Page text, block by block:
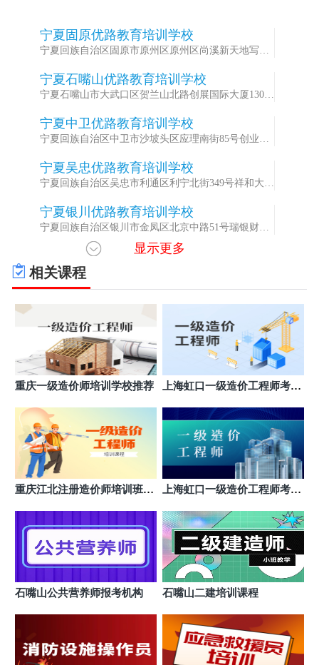
宁夏固原优路教育培训学校
宁夏回族自治区固原市原州区原州区尚溪新天地写字
宁夏石嘴山优路教育培训学校
宁夏石嘴山市大武口区贺兰山北路创展国际大厦1302
宁夏中卫优路教育培训学校
宁夏回族自治区中卫市沙坡头区应理南街85号创业大
宁夏吴忠优路教育培训学校
宁夏回族自治区吴忠市利通区利宁北街349号祥和大厦
宁夏银川优路教育培训学校
宁夏回族自治区银川市金凤区北京中路51号瑞银财富
中心2号楼1506室（正源北街与北京中路交汇处）
显示更多
相关课程
重庆一级造价师培训学校推荐
上海虹口一级造价工程师考试
重庆江北注册造价师培训班收
上海虹口一级造价工程师考试
石嘴山公共营养师报考机构 石嘴山二建培训课程